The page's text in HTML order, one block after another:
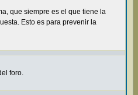
que siempre es el que tiene la
Esto es para prevenir la
foro.